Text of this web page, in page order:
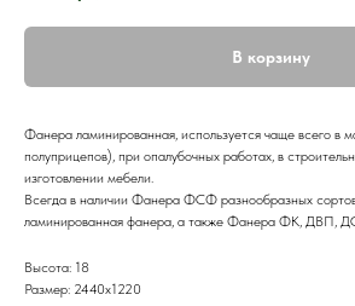
В корзину
Фанера ламинированная, используется чаще всего в
полуприцепов), при опалубочных работах, в
изготовлении мебели.
Всегда в наличии Фанера ФСФ разнообразных
ламинированная фанера, а также Фанера ФК, ДВП,
Высота: 18
Размер: 2440х1220